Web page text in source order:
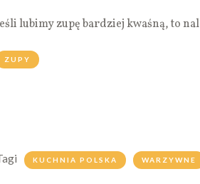
lubimy zupę bardziej kwaśną, to
ZUPY
KUCHNIA POLSKA WARZYWNE